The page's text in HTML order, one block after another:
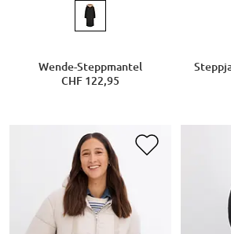
Wende-Steppmantel
CHF 122,95